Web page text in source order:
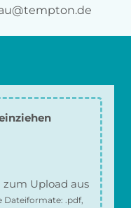
zum Upload aus
Dateiformate: .pdf,